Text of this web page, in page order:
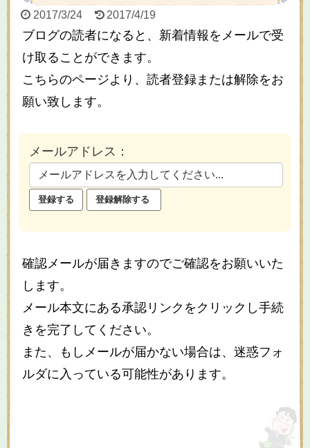
2017/3/24 2017/4/19
ブログの読者になると、新着情報をメールで受
け取ることができます。
こちらのページより、読者登録または解除をお
願い致します。
メールアドレス：
確認メールが届きますのでご確認をお願いいた
します。
メール本文にある承認リンクをクリックし手続
きを完了してください。
また、もしメールが届かない場合は、迷惑フォ
ルダに入っている可能性があります。